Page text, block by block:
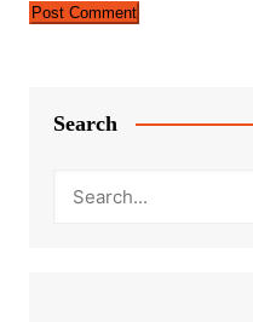
Search